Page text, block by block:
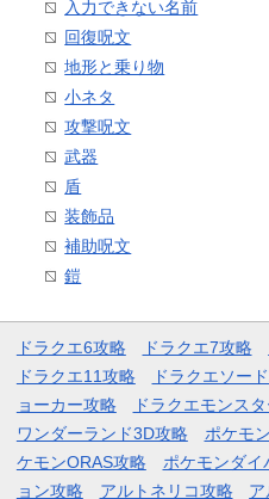
入力できない名前
回復呪文
地形と乗り物
小ネタ
攻撃呪文
武器
盾
装飾品
補助呪文
鎧
ドラクエ6攻略 ドラクエ7攻略
ドラクエ11攻略
ドラクエソー
ョーカー攻略
ドラクエモンス
ワンダーランド3D攻略
ポケモ
ケモンORAS攻略
ポケモンダイ
ョン攻略
アルトネリコ攻略